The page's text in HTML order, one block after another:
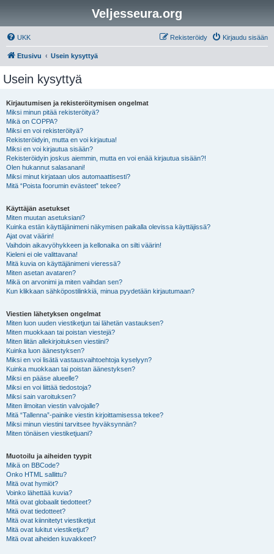
Veljesseura.org
UKK Kirjaudu sisään
Rekisteröidy
Etusivu Usein kysyttyä
Usein kysyttyä
Kirjautumisen ja rekisteröitymisen ongelmat
Miksi minun pitää rekisteröityä?
Mikä on COPPA?
Miksi en voi rekisteröityä?
Rekisteröidyin, mutta en voi kirjautua!
Miksi en voi kirjautua sisään?
Rekisteröidyin joskus aiemmin, mutta en voi enää kirjautua sisään?!
Olen hukannut salasanani!
Miksi minut kirjataan ulos automaattisesti?
Mitä “Poista foorumin evästeet” tekee?
Käyttäjän asetukset
Miten muutan asetuksiani?
Kuinka estän käyttäjänimeni näkymisen paikalla olevissa käyttäjissä?
Ajat ovat väärin!
Vaihdoin aikavyöhykkeen ja kellonaika on silti väärin!
Kieleni ei ole valittavana!
Mitä kuvia on käyttäjänimeni vieressä?
Miten asetan avataren?
Mikä on arvonimi ja miten vaihdan sen?
Kun klikkaan sähköpostilinkkiä, minua pyydetään kirjautumaan?
Viestien lähetyksen ongelmat
Miten luon uuden viestiketjun tai lähetän vastauksen?
Miten muokkaan tai poistan viestejä?
Miten liitän allekirjoituksen viestiini?
Kuinka luon äänestyksen?
Miksi en voi lisätä vastausvaihtoehtoja kyselyyn?
Kuinka muokkaan tai poistan äänestyksen?
Miksi en pääse alueelle?
Miksi en voi liittää tiedostoja?
Miksi sain varoituksen?
Miten ilmoitan viestin valvojalle?
Mitä “Tallenna”-painike viestin kirjoittamisessa tekee?
Miksi minun viestini tarvitsee hyväksynnän?
Miten tönäisen viestiketjuani?
Muotoilu ja aiheiden tyypit
Mikä on BBCode?
Onko HTML sallittu?
Mitä ovat hymiöt?
Voinko lähettää kuvia?
Mitä ovat globaalit tiedotteet?
Mitä ovat tiedotteet?
Mitä ovat kiinnitetyt viestiketjut
Mitä ovat lukitut viestiketjut?
Mitä ovat aiheiden kuvakkeet?